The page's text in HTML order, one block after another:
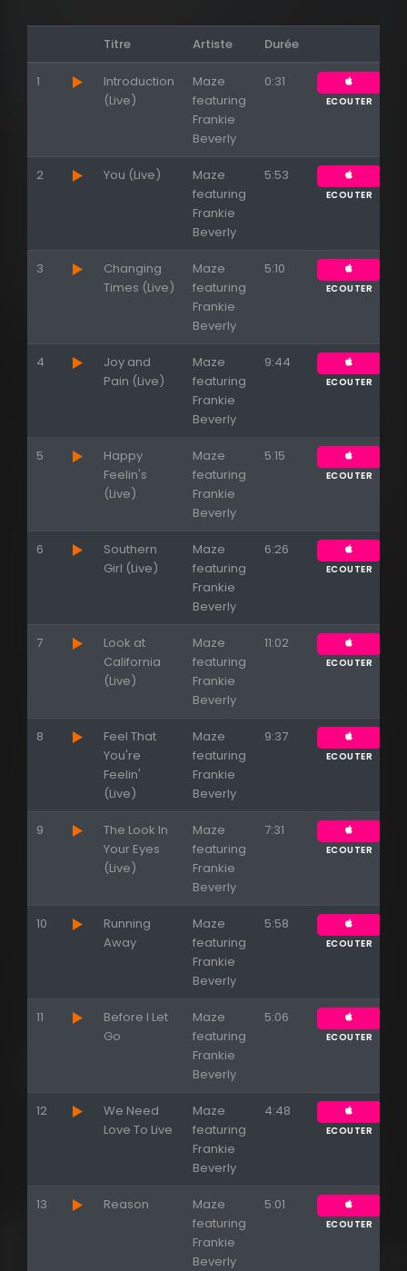
Titre Artiste Durée
1
Introduction
(Live)
Maze
featuring
Frankie
Beverly
0:31
ECOUTER
2 You (Live)
Maze
featuring
Frankie
Beverly
5:53
ECOUTER
3
Changing
Times (Live)
Maze
featuring
Frankie
Beverly
5:10
ECOUTER
4
Joy and
Pain (Live)
Maze
featuring
Frankie
Beverly
9:44
ECOUTER
5
Happy
Feelin's
(Live)
Maze
featuring
Frankie
Beverly
5:15
ECOUTER
6
Southern
Girl (Live)
Maze
featuring
Frankie
Beverly
6:26
ECOUTER
7
Look at
California
(Live)
Maze
featuring
Frankie
Beverly
11:02
ECOUTER
8
Feel That
You're
Feelin'
(Live)
Maze
featuring
Frankie
Beverly
9:37
ECOUTER
9
The Look In
Your Eyes
(Live)
Maze
featuring
Frankie
Beverly
7:31
ECOUTER
10
Running
Away
Maze
featuring
Frankie
Beverly
5:58
ECOUTER
11
Before I Let
Go
Maze
featuring
Frankie
Beverly
5:06
ECOUTER
12
We Need
Love To Live
Maze
featuring
Frankie
Beverly
4:48
ECOUTER
13 Reason
Maze
featuring
Frankie
Beverly
5:01
ECOUTER